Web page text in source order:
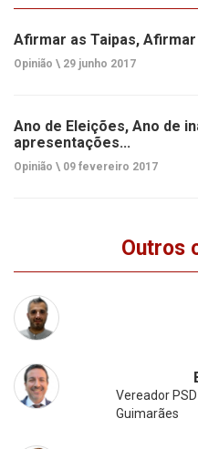
Afirmar as Taipas,
Opinião \ 29 junho 2017
Ano de Eleições, Ano de
apresentações...
Opinião \ 09 fevereiro 2017
Outros
Vereador
Guimarães